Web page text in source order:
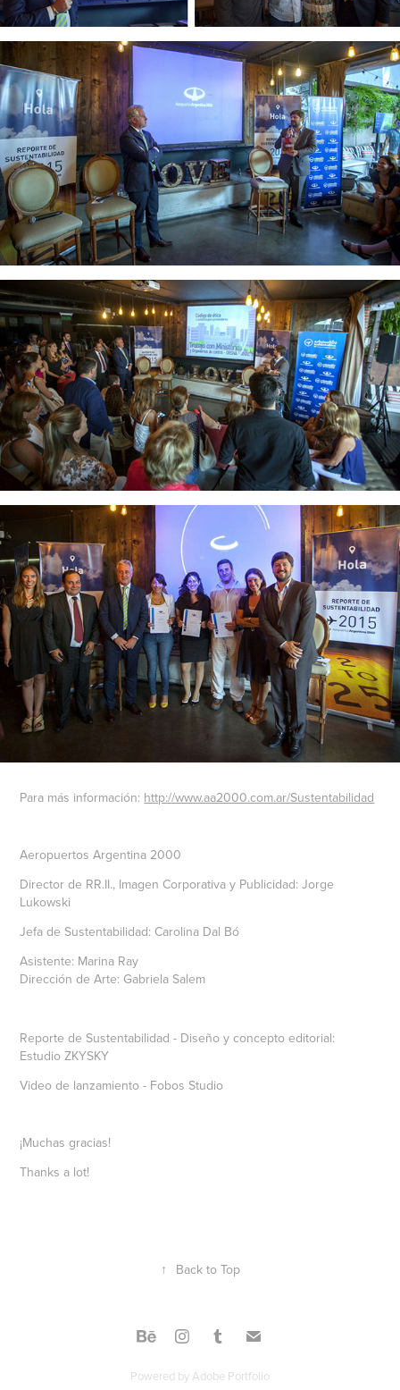
Para más información: http://www.aa2000.com.ar/Sustentabilidad
Aeropuertos Argentina 2000
Director de RR.II., Imagen Corporativa y Publicidad: Jorge
Lukowski
Jefa de Sustentabilidad: Carolina Dal Bó
Asistente: Marina Ray
Dirección de Arte: Gabriela Salem
Reporte de Sustentabilidad - Diseño y concepto editorial:
Estudio ZKYSKY
Video de lanzamiento - Fobos Studio
¡Muchas gracias!
Thanks a lot!
↑ Back to Top
Powered byAdobe Portfolio